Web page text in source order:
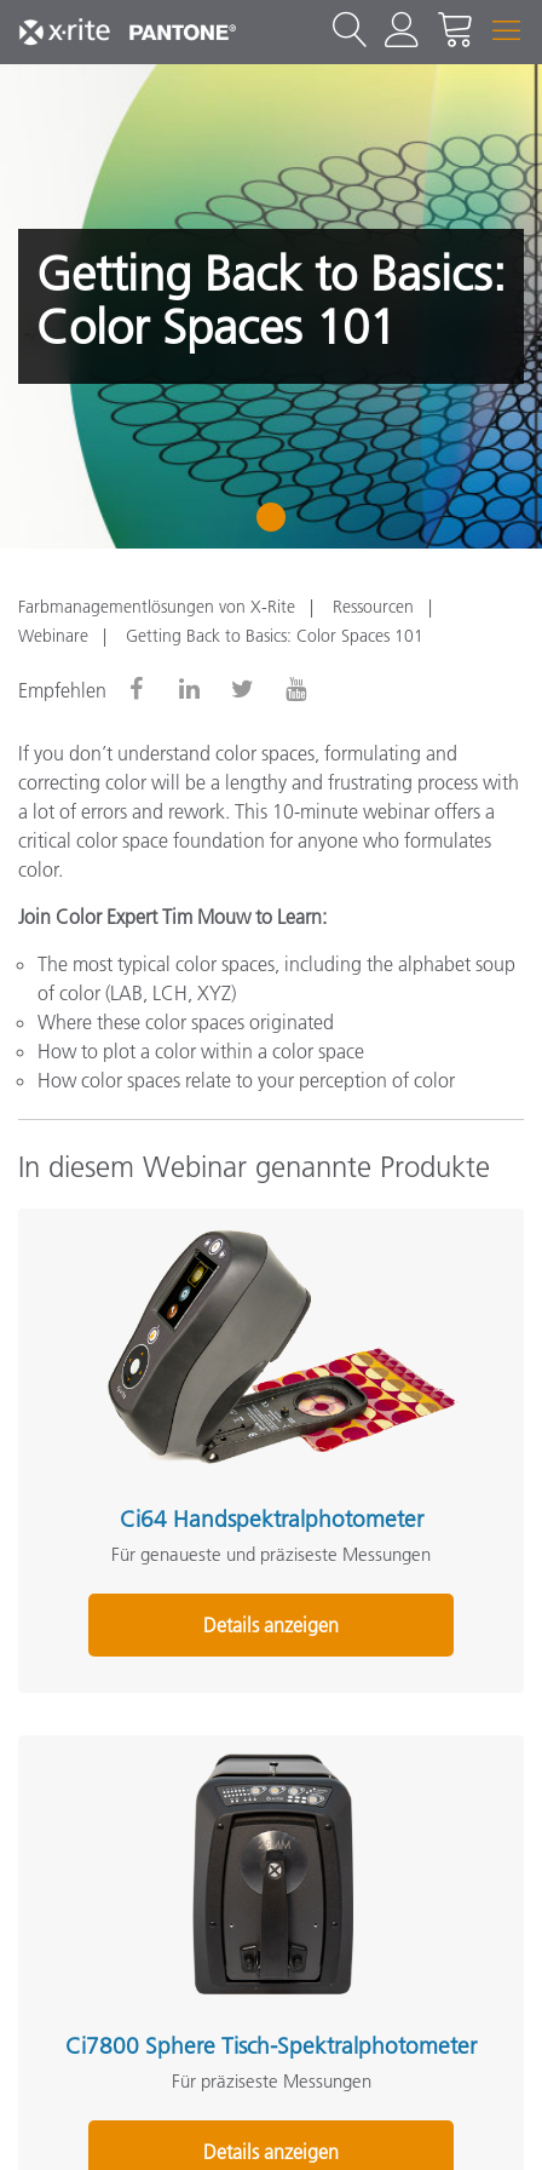
Getting Back to Basics:
Color Spaces 101
1
Farbmanagementlösungen von X-Rite
Ressourcen
Webinare
Getting Back to Basics: Color Spaces 101
Empfehlen
If you don’t understand color spaces, formulating and
correcting color will be a lengthy and frustrating process with
a lot of errors and rework. This 10-minute webinar offers a
critical color space foundation for anyone who formulates
color.
Join Color Expert Tim Mouw to Learn:
The most typical color spaces, including the alphabet soup
of color (LAB, LCH, XYZ)
Where these color spaces originated
How to plot a color within a color space
How color spaces relate to your perception of color
In diesem Webinar genannte Produkte
Ci64 Handspektralphotometer
Für genaueste und präziseste Messungen
Details anzeigen
Ci7800 Sphere Tisch-Spektralphotometer
Für präziseste Messungen
Details anzeigen